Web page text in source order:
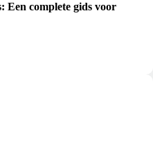
Een complete gids voor